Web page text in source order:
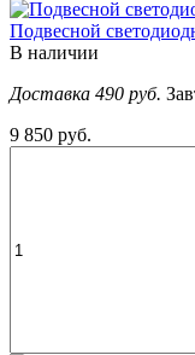
Подвесной
В наличии
Доставка 490 руб.
9 850 руб.